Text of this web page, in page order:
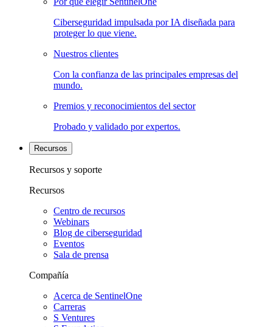
Ciberseguridad impulsada por IA diseñada para
proteger lo que viene.
Nuestros clientes
Con la confianza de las principales empresas del
mundo.
Premios y reconocimientos del sector
Probado y validado por expertos.
Recursos
Recursos y soporte
Recursos
Centro de recursos
Webinars
Blog de ciberseguridad
Eventos
Sala de prensa
Compañía
Acerca de SentinelOne
Carreras
S Ventures